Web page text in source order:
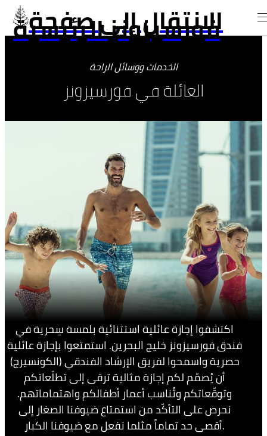
الانتقال إلى صفحة
فورسيزونز الرئيسية
الخدمات ووسائل الراحة
العائلة في فورسيزونز
اكتشفوا إجازة عائلية استثنائية بلمسة سِحرية في
فندق فورسيزونز خليج البحرين. استمتعوا بإجازة عائلية
حصرية واسمحوا لفريق الإرشاد الفندقي (الكونسيرج)
أن يُصمّم لكم إجازة مثالية ترقى إلى تطلّعاتكم
وتوقّعاتكم وتُناسب أعمار أطفالكم واهتماماتهم.
نحرص على التأكّد من استمتاع ضيوفنا الصغار إلى
أقصى حد تماماً مثلما نفعل مع ضيوفنا الكبار.